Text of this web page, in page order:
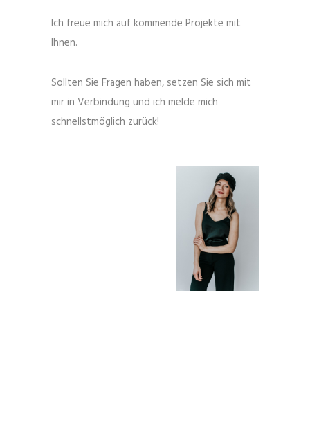
Ich freue mich auf kommende Projekte mit
Ihnen.
Sollten Sie Fragen haben, setzen Sie sich mit
mir in Verbindung und ich melde mich
schnellstmöglich zurück!